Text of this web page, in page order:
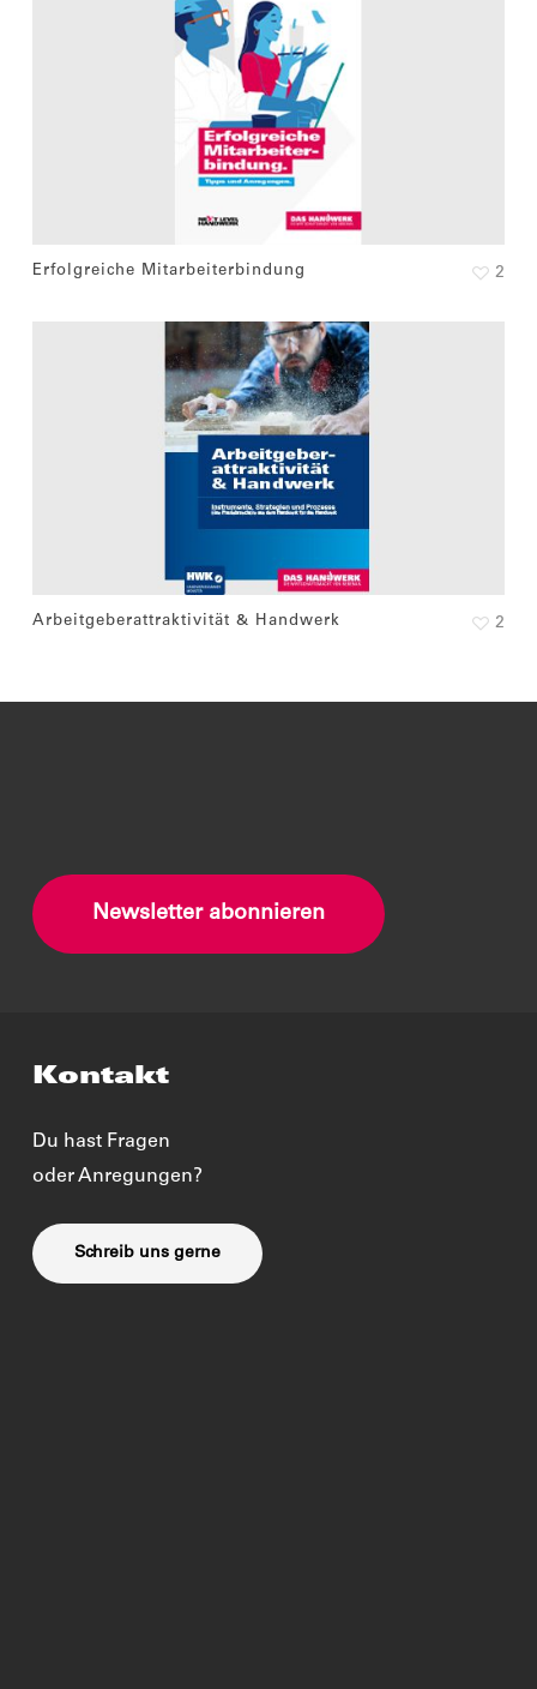
Erfolgreiche Mitarbeiterbindung 2
Arbeitgeberattraktivität & Handwerk 2
Newsletter abonnieren
Kontakt
Du hast Fragen
oder Anregungen?
Schreib uns gerne